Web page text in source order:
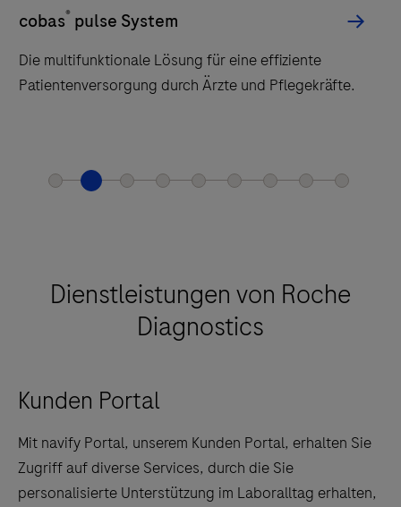
cobas® pulse System
Die multifunktionale Lösung für eine effiziente
Patientenversorgung durch Ärzte und Pflegekräfte.
Dienstleistungen von Roche
Diagnostics
Kunden Portal
Mit navify Portal, unserem Kunden Portal, erhalten Sie
Zugriff auf diverse Services, durch die Sie
personalisierte Unterstützung im Laboralltag erhalten,